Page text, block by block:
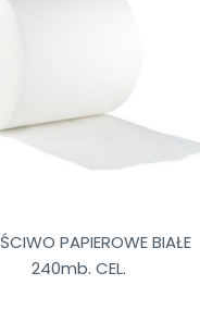
PAPIEROWE BIAŁE
240mb. CEL.